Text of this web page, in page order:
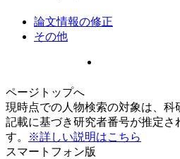
論文情報の修正
その他
ページトップへ
現時点での人物検索の対象は、科
記載に基づき研究者番号が推定さ
す。
※詳しい説明はこちら
スマートフォン版